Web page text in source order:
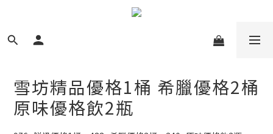
雪坊精品優格1桶 希臘優格2桶
原味優格飲2瓶